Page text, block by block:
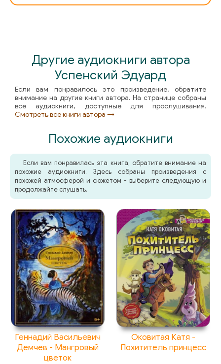
Другие аудиокниги автора
Успенский Эдуард
Если вам понравилось это произведение, обратите
внимание на другие книги автора. На странице собраны
все аудиокниги, доступные для прослушивания.
Смотреть все книги автора →
Похожие аудиокниги
Если вам понравилась эта книга, обратите внимание на
похожие аудиокниги. Здесь собраны произведения с
похожей атмосферой и сюжетом - выберите следующую и
продолжайте слушать.
Геннадий Васильевич
Демчев - Мангровый
цветок
Оковитая Катя -
Похититель принцесс